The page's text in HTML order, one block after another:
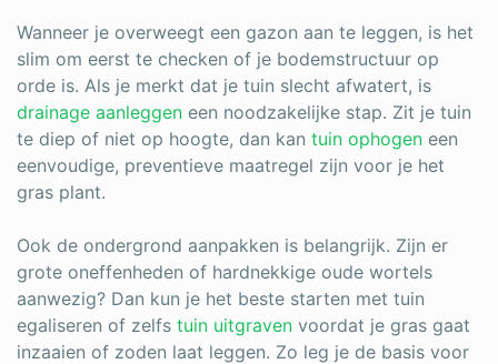
Wanneer je overweegt een gazon aan te leggen, is het
slim om eerst te checken of je bodemstructuur op
orde is. Als je merkt dat je tuin slecht afwatert, is
drainage aanleggen een noodzakelijke stap. Zit je tuin
te diep of niet op hoogte, dan kan tuin ophogen een
eenvoudige, preventieve maatregel zijn voor je het
gras plant.
Ook de ondergrond aanpakken is belangrijk. Zijn er
grote oneffenheden of hardnekkige oude wortels
aanwezig? Dan kun je het beste starten met tuin
egaliseren of zelfs tuin uitgraven voordat je gras gaat
inzaaien of zoden laat leggen. Zo leg je de basis voor